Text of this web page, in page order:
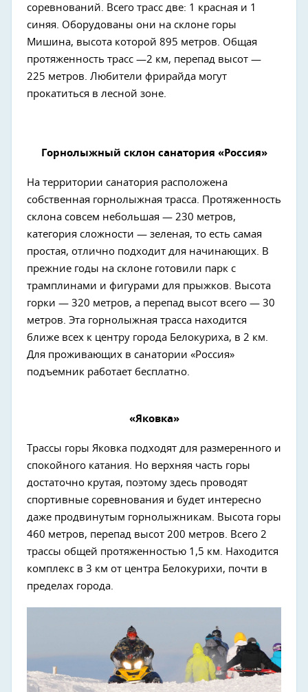
соревнований. Всего трасс две: 1 красная и 1
синяя. Оборудованы они на склоне горы
Мишина, высота которой 895 метров. Общая
протяженность трасс —2 км, перепад высот —
225 метров. Любители фрирайда могут
прокатиться в лесной зоне.
Горнолыжный склон санатория «Россия»
На территории санатория расположена
собственная горнолыжная трасса. Протяженность
склона совсем небольшая — 230 метров,
категория сложности — зеленая, то есть самая
простая, отлично подходит для начинающих. В
прежние годы на склоне готовили парк с
трамплинами и фигурами для прыжков. Высота
горки — 320 метров, а перепад высот всего — 30
метров. Эта горнолыжная трасса находится
ближе всех к центру города Белокуриха, в 2 км.
Для проживающих в санатории «Россия»
подъемник работает бесплатно.
«Яковка»
Трассы горы Яковка подходят для размеренного и
спокойного катания. Но верхняя часть горы
достаточно крутая, поэтому здесь проводят
спортивные соревнования и будет интересно
даже продвинутым горнолыжникам. Высота горы
460 метров, перепад высот 200 метров. Всего 2
трассы общей протяженностью 1,5 км. Находится
комплекс в 3 км от центра Белокурихи, почти в
пределах города.